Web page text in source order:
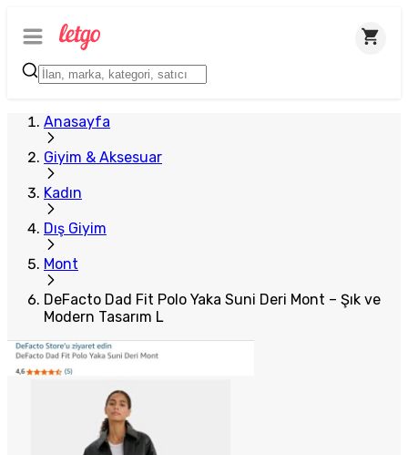
Anasayfa
Giyim & Aksesuar
Kadın
Dış Giyim
Mont
DeFacto Dad Fit Polo Yaka Suni Deri Mont – Şık ve
Modern Tasarım L
Plus Satıcı